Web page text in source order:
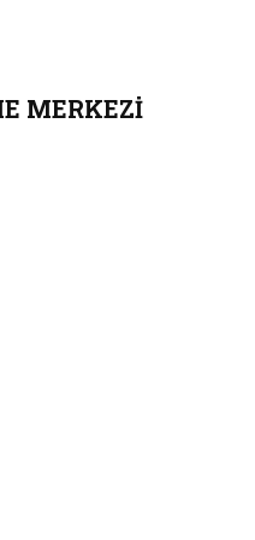
MERKEZI